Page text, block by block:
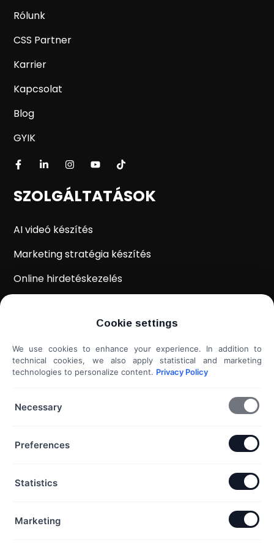
Rólunk
CSS Partner
Karrier
Kapcsolat
Blog
GYIK
SZOLGÁLTATÁSOK
AI videó készítés
Marketing stratégia készítés
Online hirdetéskezelés
Weboldal kiértékelés
Shoprenter / Unas webshop készítés
Hideg e-mail megkeresés
További szolgáltatások...
+36 20 453 3533
Iroda:
Cookie settings
We use cookies to enhance your experience. In addition to
technical cookies, we also apply statistical and marketing
technologies to personalize content. Privacy Policy
Necessary
Preferences
Statistics
Marketing